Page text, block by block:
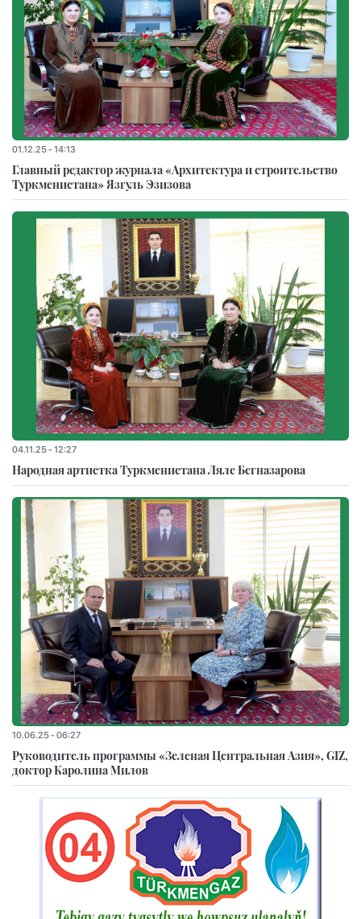
01.12.25 - 14:13
Главный редактор журнала «Архитектура и строительство
Туркменистана» Язгуль Эзизова
04.11.25 - 12:27
Народная артистка Туркменистана Ляле Бегназарова
10.06.25 - 06:27
Руководитель программы «Зеленая Центральная Азия», GIZ,
доктор Каролина Милов